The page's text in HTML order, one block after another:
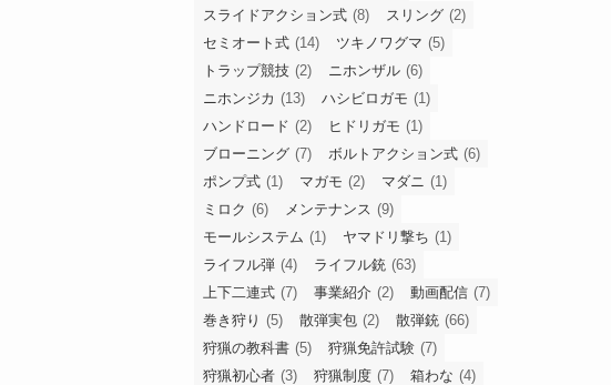
スライドアクション式 (8) スリング (2)
セミオート式 (14) ツキノワグマ (5)
トラップ競技 (2) ニホンザル (6)
ニホンジカ (13) ハシビロガモ (1)
ハンドロード (2) ヒドリガモ (1)
ブローニング (7) ボルトアクション式 (6)
ポンプ式 (1) マガモ (2) マダニ (1)
ミロク (6) メンテナンス (9)
モールシステム (1) ヤマドリ撃ち (1)
ライフル弾 (4) ライフル銃 (63)
上下二連式 (7) 事業紹介 (2) 動画配信 (7)
巻き狩り (5) 散弾実包 (2) 散弾銃 (66)
狩猟の教科書 (5) 狩猟免許試験 (7)
狩猟初心者 (3) 狩猟制度 (7) 箱わな (4)